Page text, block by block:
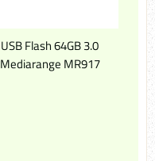
USB Flash 64GB 3.0
Mediarange MR917